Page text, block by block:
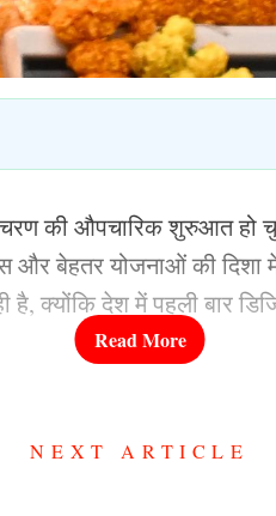
की औपचारिक शुरुआत हो
और बेहतर योजनाओं की दिशा
है, क्योंकि देश में पहली बार
NEXT ARTICLE